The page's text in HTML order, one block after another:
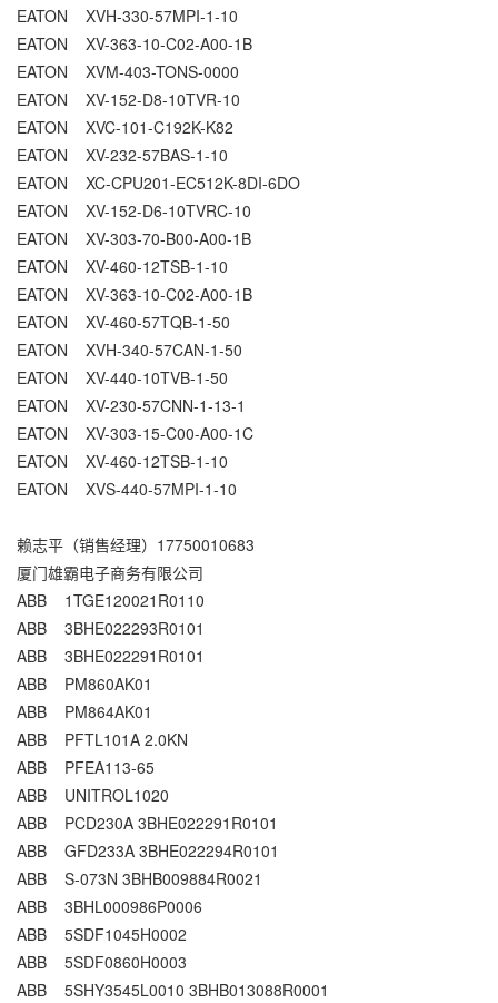
EATON XVH-330-57MPI-1-10
EATON XV-363-10-C02-A00-1B
EATON XVM-403-TONS-0000
EATON XV-152-D8-10TVR-10
EATON XVC-101-C192K-K82
EATON XV-232-57BAS-1-10
EATON XC-CPU201-EC512K-8DI-6DO
EATON XV-152-D6-10TVRC-10
EATON XV-303-70-B00-A00-1B
EATON XV-460-12TSB-1-10
EATON XV-363-10-C02-A00-1B
EATON XV-460-57TQB-1-50
EATON XVH-340-57CAN-1-50
EATON XV-440-10TVB-1-50
EATON XV-230-57CNN-1-13-1
EATON XV-303-15-C00-A00-1C
EATON XV-460-12TSB-1-10
EATON XVS-440-57MPI-1-10
赖志平（销售经理）17750010683
厦门雄霸电子商务有限公司
ABB 1TGE120021R0110
ABB 3BHE022293R0101
ABB 3BHE022291R0101
ABB PM860AK01
ABB PM864AK01
ABB PFTL101A 2.0KN
ABB PFEA113-65
ABB UNITROL1020
ABB PCD230A 3BHE022291R0101
ABB GFD233A 3BHE022294R0101
ABB S-073N 3BHB009884R0021
ABB 3BHL000986P0006
ABB 5SDF1045H0002
ABB 5SDF0860H0003
ABB 5SHY3545L0010 3BHB013088R0001